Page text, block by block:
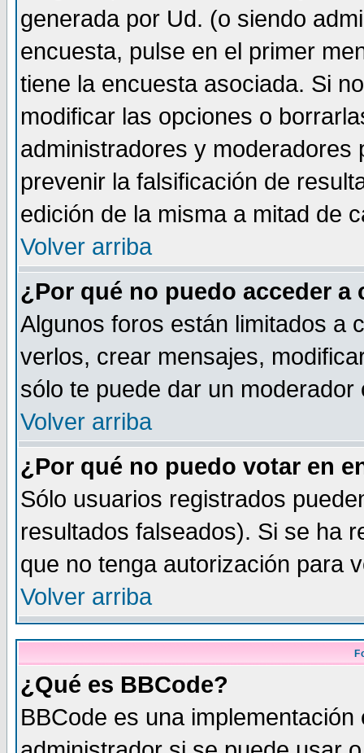
generada por Ud. (o siendo
encuesta, pulse en el primer
tiene la encuesta asociada. Si
modificar las opciones o
administradores y
prevenir la falsificación de
edición de la misma a mitad de
Volver arriba
¿Por qué no puedo acceder a
Algunos foros están limitados a
verlos, crear mensajes,
sólo te puede dar un
Volver arriba
¿Por qué no puedo votar en
Sólo usuarios registrados
resultados falseados). Si se ha
que no tenga autorización para
Volver arriba
¿Qué es BBCode?
BBCode es una